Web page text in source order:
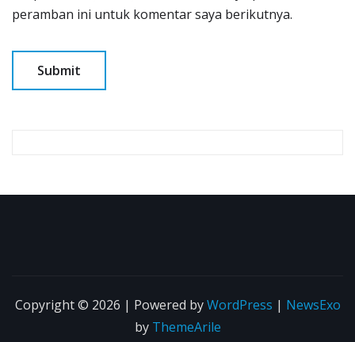
peramban ini untuk komentar saya berikutnya.
Copyright © 2026 | Powered byWordPress | NewsExo
by ThemeArile